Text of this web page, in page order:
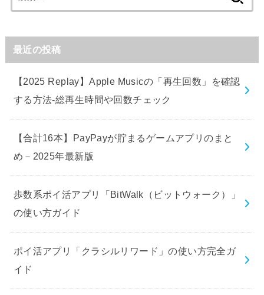
索:
最近の投稿
【2025 Replay】Apple Musicの「再生回数」を確認
する方法-総再生時間や回数チェック
【合計16本】PayPayが貯まるゲームアプリのまと
め－2025年最新版
歩数系ポイ活アプリ「BitWalk（ビットウォーク）」
の使い方ガイド
ポイ活アプリ「クラシルリワード」の使い方完全ガ
イド